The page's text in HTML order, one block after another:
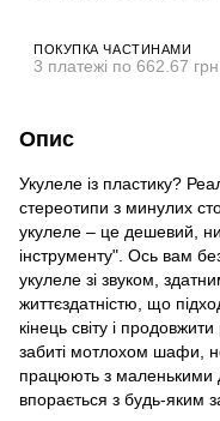
ПОКУПКА ЧАСТИНАМИ
3 платежі по 662.67 грн
Опис
Укулеле із пластику?
стереотипи з минулих
укулеле – це дешевий,
інструменту". Ось вам
укулеле зі звуком,
життєздатністю, що
кінець світу і
забиті мотлохом шафи,
працюють з маленькими
впорається з будь-яким